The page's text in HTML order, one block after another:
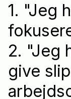
1. "Jeg
2. "Jeg
give